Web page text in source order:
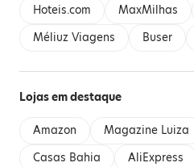
Hoteis.com
MaxMilhas
Méliuz Viagens
Buser
Lojas em destaque
Amazon Magazine Luiza
Casas Bahia
AliExpress